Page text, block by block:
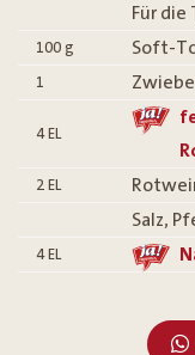
Für die
100 g Soft-
1
4 EL
2 EL
Salz,
4 EL